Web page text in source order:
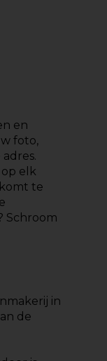
en
foto,
elk
te
Schroom
in
de